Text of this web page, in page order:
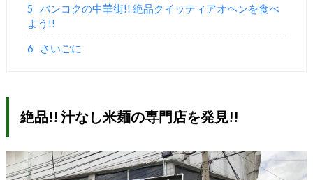
5
バンコクの中華街!! 絶品クイッティアオヘンを食べ
よう!!
6 さいごに
絶品!! 汁なし米麺の専門店を発見!!